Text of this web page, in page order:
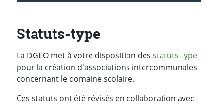
Statuts-type
La DGEO met à votre disposition des statuts-type
pour la création d'associations intercommunales
concernant le domaine scolaire.
Ces statuts ont été révisés en collaboration avec